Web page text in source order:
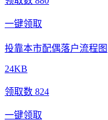
一键领取
投靠本市配偶落户流程图
24KB
领取数 824
一键领取